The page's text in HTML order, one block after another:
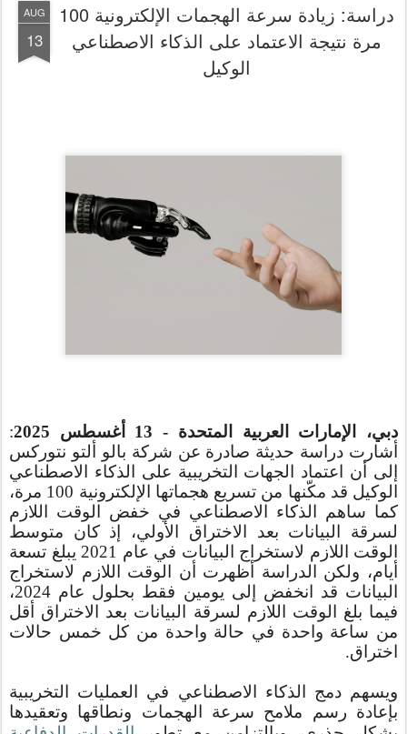
AUG
13
دراسة: زيادة سرعة الهجمات الإلكترونية 100
مرة نتيجة الاعتماد على الذكاء الاصطناعي
الوكيل
دبي، الإمارات العربية المتحدة - 13 أغسطس 2025
:
أشارت دراسة حديثة صادرة عن شركة بالو ألتو نتوركس
إلى أن اعتماد الجهات التخريبية على الذكاء الاصطناعي
الوكيل قد مكّنها من تسريع هجماتها الإلكترونية 100 مرة،
كما ساهم الذكاء الاصطناعي في خفض الوقت اللازم
لسرقة البيانات بعد الاختراق الأولي، إذ كان متوسط
الوقت اللازم لاستخراج البيانات في عام 2021 يبلغ تسعة
أيام، ولكن الدراسة أظهرت أن الوقت اللازم لاستخراج
البيانات قد انخفض إلى يومين فقط بحلول عام 2024،
فيما بلغ الوقت اللازم لسرقة البيانات بعد الاختراق أقل
من ساعة واحدة في حالة واحدة من كل خمس حالات
اختراق.
ويسهم دمج الذكاء الاصطناعي في العمليات التخريبية
بإعادة رسم ملامح سرعة الهجمات ونطاقها وتعقيدها